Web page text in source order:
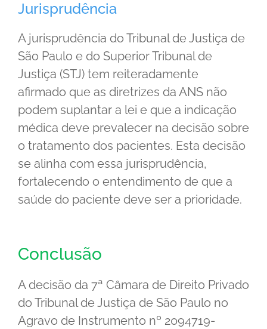
Jurisprudência
A jurisprudência do Tribunal de Justiça de
São Paulo e do Superior Tribunal de
Justiça (STJ) tem reiteradamente
afirmado que as diretrizes da ANS não
podem suplantar a lei e que a indicação
médica deve prevalecer na decisão sobre
o tratamento dos pacientes. Esta decisão
se alinha com essa jurisprudência,
fortalecendo o entendimento de que a
saúde do paciente deve ser a prioridade.
Conclusão
A decisão da 7ª Câmara de Direito Privado
do Tribunal de Justiça de São Paulo no
Agravo de Instrumento nº 2094719-